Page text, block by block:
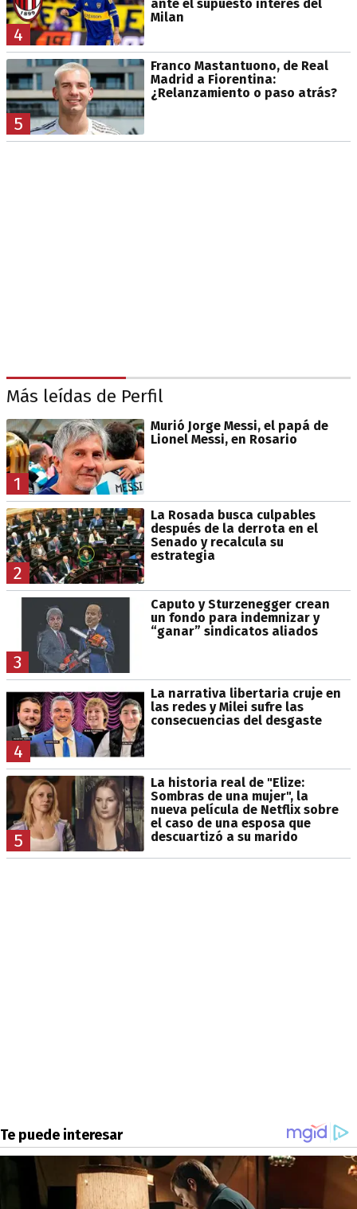
4
ante el supuesto interés del
Milan
5
Franco Mastantuono, de Real
Madrid a Fiorentina:
¿Relanzamiento o paso atrás?
Más leídas de Perfil
1
Murió Jorge Messi, el papá de
Lionel Messi, en Rosario
2
La Rosada busca culpables
después de la derrota en el
Senado y recalcula su
estrategia
3
Caputo y Sturzenegger crean
un fondo para indemnizar y
“ganar” sindicatos aliados
4
La narrativa libertaria cruje en
las redes y Milei sufre las
consecuencias del desgaste
5
La historia real de "Elize:
Sombras de una mujer", la
nueva película de Netflix sobre
el caso de una esposa que
descuartizó a su marido